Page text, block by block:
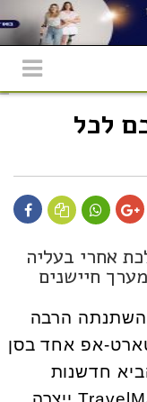
לכל
אחרי בעליה
חיישנים
השתנתה הרבה
אפ אחד בסן
חדשנות